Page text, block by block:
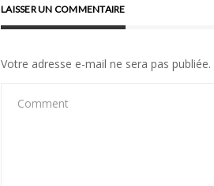
LAISSER UN COMMENTAIRE
Votre adresse e-mail ne sera pas publiée.